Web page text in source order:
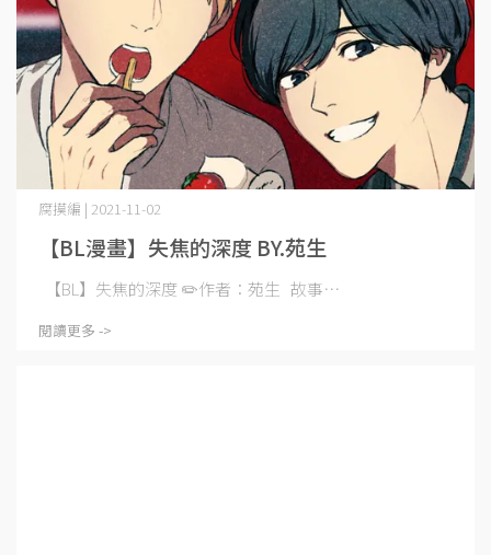
【BL漫畫】失焦的深度 BY.苑生
腐摸編 | 2021-11-02
【BL】失焦的深度 ✏️作者：苑生 故事⋯
閱讀更多 ->